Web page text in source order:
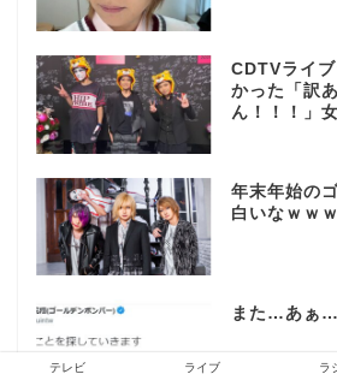
CDTVライ
かった「訳
ん！！！」
年末年始の
白いなｗｗ
また…あぁ…
テレビ ライブ ラ